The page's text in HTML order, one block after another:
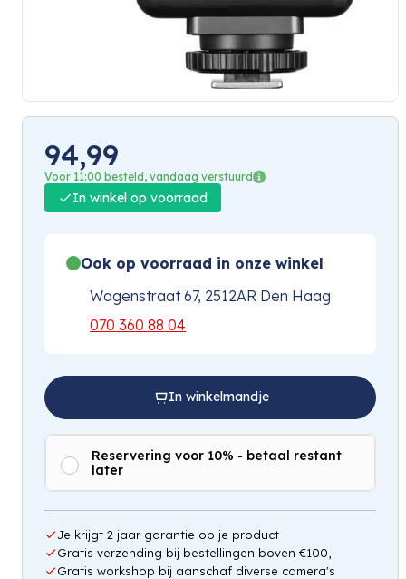
94,99
Voor 11:00 besteld, vandaag verstuurd
In winkel op voorraad
Ook op voorraad in onze winkel
Wagenstraat 67, 2512AR Den Haag
070 360 88 04
In winkelmandje
Reservering voor 10% - betaal restant
later
Je krijgt 2 jaar garantie op je product
Gratis verzending bij bestellingen boven €100,-
Gratis workshop bij aanschaf diverse camera's